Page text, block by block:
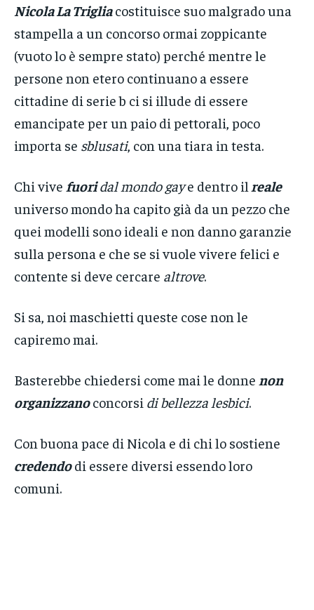
Nicola La Trigliacostituisce suo malgrado una
stampella a un concorso ormai zoppicante
(vuoto lo è sempre stato) perché mentre le
persone non etero continuano a essere
cittadine di serie b ci si illude di essere
emancipate per un paio di pettorali, poco
importa se sblusati, con una tiara in testa.
Chi vive fuori dal mondo gaye dentro il reale
universo mondo ha capito già da un pezzo che
quei modelli sono ideali e non danno garanzie
sulla persona e che se si vuole vivere felici e
contente si deve cercare altrove.
Si sa, noi maschietti queste cose non le
capiremo mai.
Basterebbe chiedersi come mai le donne non
organizzanoconcorsi di bellezza lesbici.
Con buona pace di Nicola e di chi lo sostiene
credendodi essere diversi essendo loro
comuni.